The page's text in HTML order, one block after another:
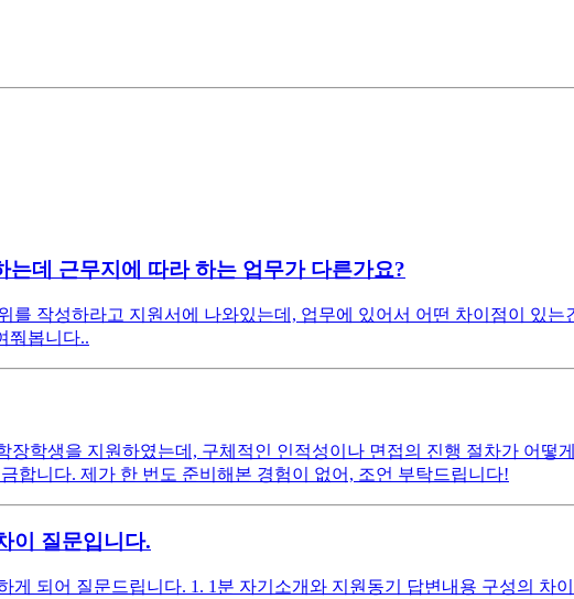
데 근무지에 따라 하는 업무가 다른가요?
를 작성하라고 지원서에 나와있는데, 업무에 있어서 어떤 차이점이 있
쭤봅니다..
장학생을 지원하였는데, 구체적인 인적성이나 면접의 진행 절차가 어떻
합니다. 제가 한 번도 준비해본 경험이 없어, 조언 부탁드립니다!
이 질문입니다.
게 되어 질문드립니다. 1. 1분 자기소개와 지원동기 답변내용 구성의 차